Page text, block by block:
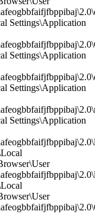
Settings\Application
Settings\Application
Settings\Application
Settings\Application